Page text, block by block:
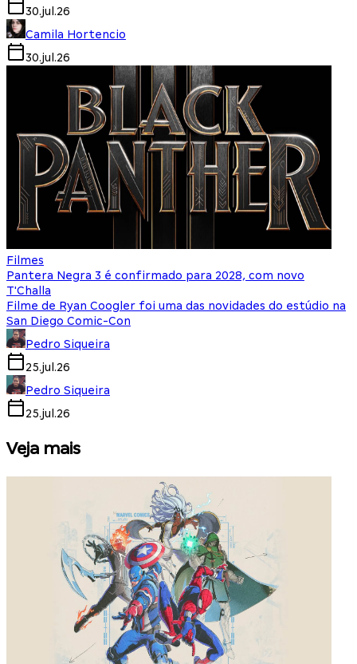
30.jul.26
Camila Hortencio
30.jul.26
Filmes
Pantera Negra 3 é confirmado para 2028, com novo
T'Challa
Filme de Ryan Coogler foi uma das novidades do estúdio na
San Diego Comic-Con
Pedro Siqueira
25.jul.26
Pedro Siqueira
25.jul.26
Veja mais